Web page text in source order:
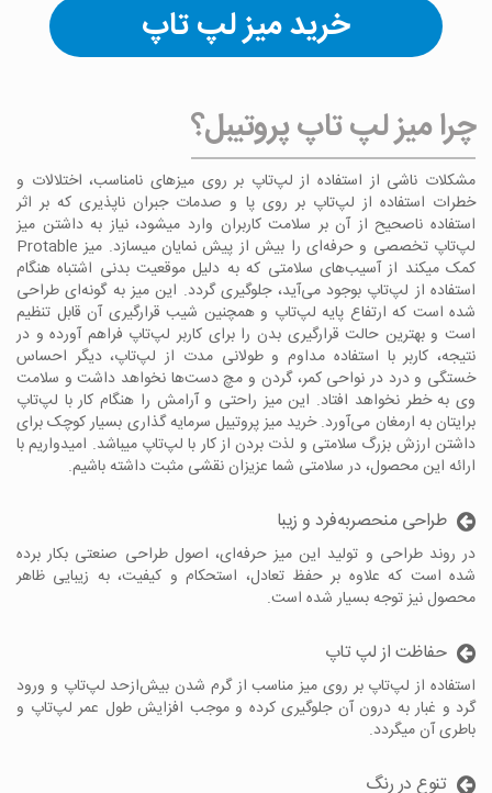
خرید میز لپ تاپ
چرا میز لپ تاپ پروتیبل؟
مشکلات ناشی از استفاده از لپ‌تاپ بر روی میزهای نامناسب، اختلالات و
خطرات استفاده از لپ‌تاپ بر روی پا و صدمات جبران ناپذیری که بر اثر
استفاده ناصحیح از آن بر سلامت کاربران وارد میشود، نیاز به داشتن میز
لپ‌تاپ تخصصی و حرفه‌ای را بیش از پیش نمایان میسازد. میز Protable
کمک میکند از آسیب‌های سلامتی که به دلیل موقعیت بدنی اشتباه هنگام
استفاده از لپ‌تاپ بوجود می‌آید، جلوگیری گردد. این میز به گونه‌ای طراحی
شده است که ارتفاع پایه لپ‌تاپ و همچنین شیب قرارگیری آن قابل تنظیم
است و بهترین حالت قرارگیری بدن را برای کاربر لپ‌تاپ فراهم آورده و در
نتیجه، کاربر با استفاده مداوم و طولانی مدت از لپ‌تاپ، دیگر احساس
خستگی و درد در نواحی کمر، گردن و مچ دست‌ها نخواهد داشت و سلامت
وی به خطر نخواهد افتاد. این میز راحتی و آرامش را هنگام کار با لپ‌تاپ
برایتان به ارمغان می‌آورد. خرید میز پروتیبل سرمایه گذاری بسیار کوچک برای
داشتن ارزش بزرگ سلامتی و لذت بردن از کار با لپ‌تاپ میباشد. امیدواریم با
ارائه این محصول، در سلامتی شما عزیزان نقشی مثبت داشته باشیم.
طراحی منحصربه‌فرد و زیبا
در روند طراحی و تولید این میز حرفه‌ای، اصول طراحی صنعتی بکار برده
شده است که علاوه بر حفظ تعادل، استحکام و کیفیت، به زیبایی ظاهر
محصول نیز توجه بسیار شده است.
حفاظت از لپ تاپ
استفاده از لپ‌تاپ بر روی میز مناسب از گرم شدن بیش‌ازحد لپ‌تاپ و ورود
گرد و غبار به درون آن جلوگیری کرده و موجب افزایش طول عمر لپ‌تاپ و
باطری آن میگردد.
تنوع در رنگ